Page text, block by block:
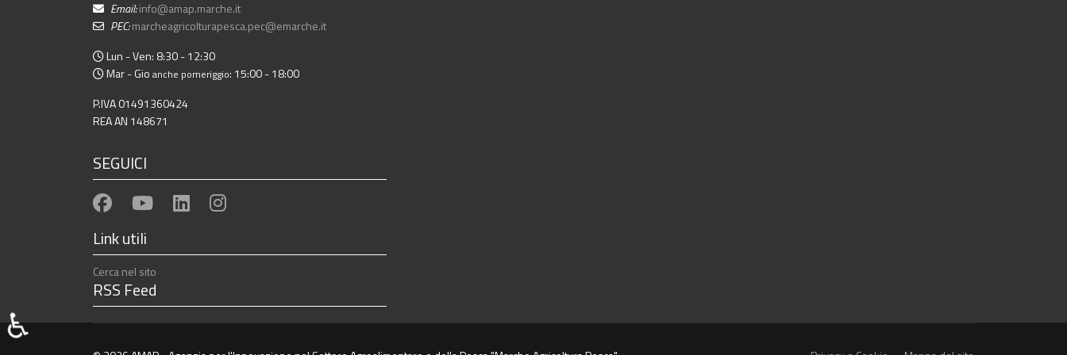
Email:info@amap.marche.it
PEC:marcheagricolturapesca.pec@emarche.it
Lun - Ven: 8:30 - 12:30
Mar - Gio anche pomeriggio: 15:00 - 18:00
P.IVA 01491360424
REA AN 148671
SEGUICI
Link utili
Cerca nel sito
RSS Feed